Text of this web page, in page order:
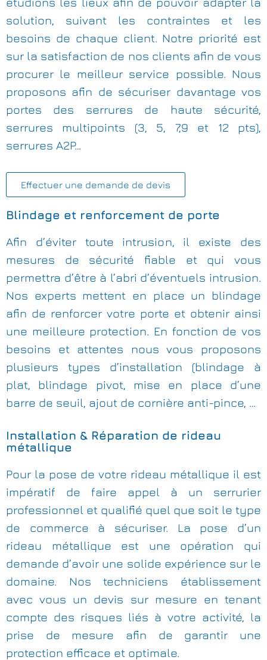
solution, suivant les contraintes et les
besoins de chaque client. Notre priorité est
sur la satisfaction de nos clients afin de vous
procurer le meilleur service possible. Nous
proposons afin de sécuriser davantage vos
portes des serrures de haute sécurité,
serrures multipoints (3, 5, 7,9 et 12 pts),
serrures A2P…
Effectuer une demande de devis
Blindage et renforcement de porte
Afin d’éviter toute intrusion, il existe des
mesures de sécurité fiable et qui vous
permettra d’être à l’abri d’éventuels intrusion.
Nos experts mettent en place un blindage
afin de renforcer votre porte et obtenir ainsi
une meilleure protection. En fonction de vos
besoins et attentes nous vous proposons
plusieurs types d’installation (blindage à
plat, blindage pivot, mise en place d’une
barre de seuil, ajout de cornière anti-pince, …
Installation & Réparation de rideau
métallique
Pour la pose de votre rideau métallique il est
impératif de faire appel à un serrurier
professionnel et qualifié quel que soit le type
de commerce à sécuriser. La pose d’un
rideau métallique est une opération qui
demande d’avoir une solide expérience sur le
domaine. Nos techniciens établissement
avec vous un devis sur mesure en tenant
compte des risques liés à votre activité, la
prise de mesure afin de garantir une
protection efficace et optimale.